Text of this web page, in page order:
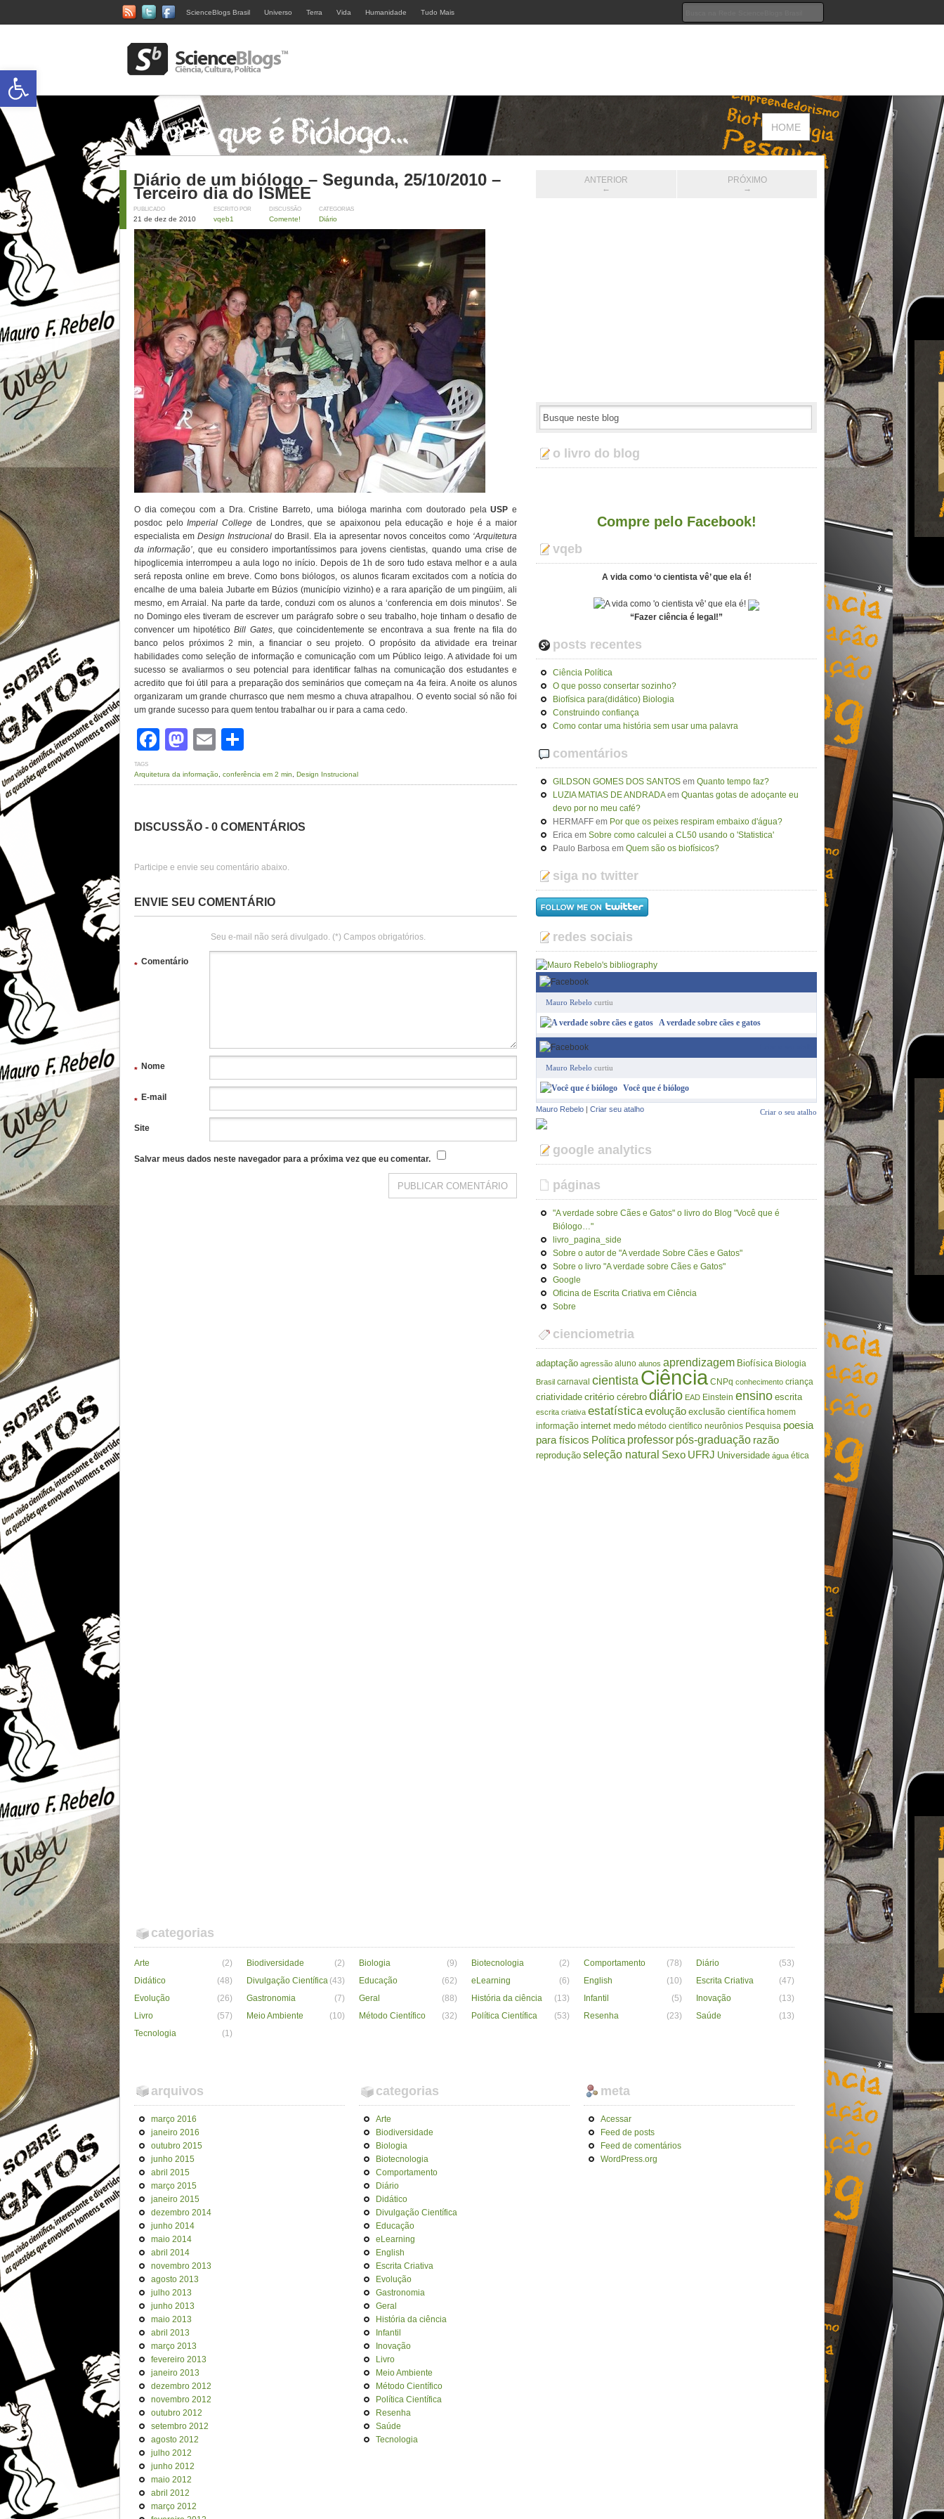
ScienceBlogs Brasil Universo Terra Vida Humanidade Tudo Mais
HOME
Diário de um biólogo – Segunda, 25/10/2010 –
Terceiro dia do ISMEE
PUBLICADO
21 de dez de 2010
ESCRITO POR
vqeb1
DISCUSSÃO
Comente!
CATEGORIAS
Diário
O dia começou com a Dra. Cristine Barreto, uma bióloga marinha com doutorado pelaUSP e
posdoc peloImperial College de Londres, que se apaixonou pela educação e hoje é a maior
especialista em Design Instrucional do Brasil. Ela ia apresentar novos conceitos como ‘Arquitetura
da informação’, que eu considero importantíssimos para jovens cientistas, quando uma crise de
hipoglicemia interrompeu a aula logo no início. Depois de 1h de soro tudo estava melhor e a aula
será reposta online em breve. Como bons biólogos, os alunos ficaram excitados com a notícia do
encalhe de uma baleia Jubarte em Búzios (município vizinho) e a rara aparição de um pingüim, ali
mesmo, em Arraial. Na parte da tarde, conduzi com os alunos a ‘conferencia em dois minutos’. Se
no Domingo eles tiveram de escrever um parágrafo sobre o seu trabalho, hoje tinham o desafio de
convencer um hipotéticoBill Gates, que coincidentemente se encontrava a sua frente na fila do
banco pelos próximos 2 min, a financiar o seu projeto. O propósito da atividade era treinar
habilidades como seleção de informação e comunicação com um Público leigo. A atividade foi um
sucesso se avaliarmos o seu potencial para identificar falhas na comunicação dos estudantes e
acredito que foi útil para a preparação dos seminários que começam na 4a feira. A noite os alunos
organizaram um grande churrasco que nem mesmo a chuva atrapalhou. O evento social só não foi
um grande sucesso para quem tentou trabalhar ou ir para a cama cedo.
Facebook
Mastodon
Email
TAGS
Arquitetura da informação conferência em 2 min Design Instrucional
DISCUSSÃO - 0 COMENTÁRIOS
Participe e envie seu comentário abaixo.
ENVIE SEU COMENTÁRIO
Seu e-mail não será divulgado. (*) Campos obrigatórios.
Comentário
*
Nome
*
E-mail
*
Site
Salvar meus dados neste navegador para a próxima vez que eu comentar.
ANTERIOR
←
PRÓXIMO
→
o livro do blog
Compre pelo Facebook!
vqeb
A vida como ‘o cientista vê’ que ela é!
“Fazer ciência é legal!”
posts recentes
Ciência Política
O que posso consertar sozinho?
Biofísica para(didático) Biologia
Construindo confiança
Como contar uma história sem usar uma palavra
comentários
GILDSON GOMES DOS SANTOS em Quanto tempo faz?
LUZIA MATIAS DE ANDRADAem Quantas gotas de adoçante eu
devo por no meu café?
HERMAFF em Por que os peixes respiram embaixo d'água?
Erica em Sobre como calculei a CL50 usando o 'Statistica'
Paulo Barbosa em Quem são os biofísicos?
siga no twitter
redes sociais
Mauro Rebelo curtiu
A verdade sobre cães e gatos
Mauro Rebelo curtiu
Você que é biólogo
Criar o seu atalho
Mauro Rebelo | Criar seu atalho
google analytics
páginas
"A verdade sobre Cães e Gatos" o livro do Blog "Você que é
Biólogo…"
livro_pagina_side
Sobre o autor de "A verdade Sobre Cães e Gatos"
Sobre o livro "A verdade sobre Cães e Gatos"
Google
Oficina de Escrita Criativa em Ciência
Sobre
cienciometria
adaptação agressão aluno alunos aprendizagem Biofísica Biologia
Brasil carnaval cientista Ciência CNPq conhecimento criança
criatividade critério cérebro diário EAD Einstein ensino escrita
escrita criativa estatísticaevolução exclusão científica homem
informação internet medo método científico neurônios Pesquisa poesia
para físicos Política professor pós-graduação razão
reprodução seleção natural Sexo UFRJ Universidade água ética
categorias
Arte (2) Biodiversidade (2) Biologia (9) Biotecnologia (2) Comportamento (78) Diário
(53)
Didático
(48) Divulgação Científica (43) Educação (62) eLearning (6) English (10) Escrita Criativa
(47)
Evolução
(26) Gastronomia (7) Geral (88) História da ciência (13) Infantil (5) Inovação
(13)
Livro
(57) Meio Ambiente (10) Método Científico (32) Política Científica (53) Resenha (23) Saúde
(13)
Tecnologia
(1)
arquivos
março 2016
janeiro 2016
outubro 2015
junho 2015
abril 2015
março 2015
janeiro 2015
dezembro 2014
junho 2014
maio 2014
abril 2014
novembro 2013
agosto 2013
julho 2013
junho 2013
maio 2013
abril 2013
março 2013
fevereiro 2013
janeiro 2013
dezembro 2012
novembro 2012
outubro 2012
setembro 2012
agosto 2012
julho 2012
junho 2012
maio 2012
abril 2012
março 2012
categorias
Arte
Biodiversidade
Biologia
Biotecnologia
Comportamento
Diário
Didático
Divulgação Científica
Educação
eLearning
English
Escrita Criativa
Evolução
Gastronomia
Geral
História da ciência
Infantil
Inovação
Livro
Meio Ambiente
Método Científico
Política Científica
Resenha
Saúde
Tecnologia
meta
Acessar
Feed de posts
Feed de comentários
WordPress.org
Abrir a barra de ferramentas